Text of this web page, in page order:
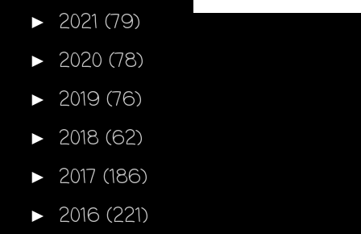
► 2021 (79)
► 2020 (78)
► 2019 (76)
► 2018 (62)
► 2017 (186)
► 2016 (221)